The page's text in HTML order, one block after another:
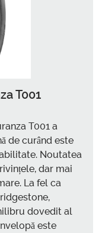
T001
T001 a
de curând este
Noutatea
dar mai
La fel ca
dovedit al
este